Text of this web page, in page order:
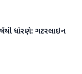
ધોરણે: ગટરલાઇન